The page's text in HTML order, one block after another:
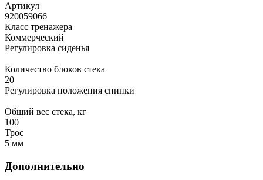
Артикул
920059066
Класс тренажера
Коммерческий
Регулировка сиденья
Количество блоков стека
20
Регулировка положения спинки
Общий вес стека, кг
100
Трос
5 мм
Дополнительно